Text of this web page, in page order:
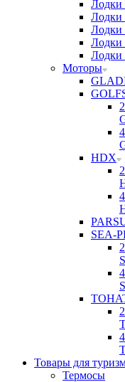
Лодки
Моторы
HDX
SEA-
Товары для
Термосы